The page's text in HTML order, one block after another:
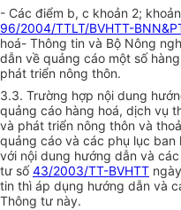
- Các điểm b, c khoản 2;
96/2004/TTLT/BVHTT-
hoá- Thông tin và Bộ Nông
dẫn về quảng cáo một số
phát triển nông thôn.
3.3. Trường hợp nội dung
quảng cáo hàng hoá, dịch vụ
và phát triển nông thôn và
quảng cáo và các phụ lục
với nội dung hướng dẫn và
tư số43/2003/TT-BVHTT
tin thì áp dụng hướng dẫn và
Thông tư này.